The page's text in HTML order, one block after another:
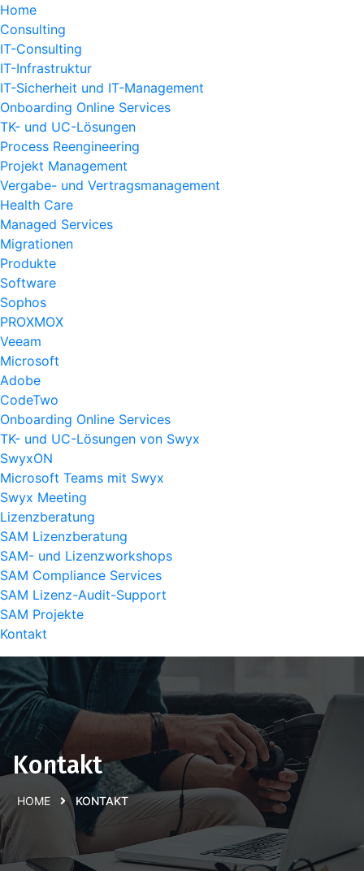
Home
Consulting
IT-Consulting
IT-Infrastruktur
IT-Sicherheit und IT-Management
Onboarding Online Services
TK- und UC-Lösungen
Process Reengineering
Projekt Management
Vergabe- und Vertragsmanagement
Health Care
Managed Services
Migrationen
Produkte
Software
Sophos
PROXMOX
Veeam
Microsoft
Adobe
CodeTwo
Onboarding Online Services
TK- und UC-Lösungen von Swyx
SwyxON
Microsoft Teams mit Swyx
Swyx Meeting
Lizenzberatung
SAM Lizenzberatung
SAM- und Lizenzworkshops
SAM Compliance Services
SAM Lizenz-Audit-Support
SAM Projekte
Kontakt
Kontakt
HOME KONTAKT